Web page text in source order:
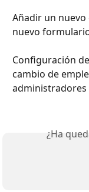
Añadir un
nuevo
Configuración
cambio de
administradores
¿Ha